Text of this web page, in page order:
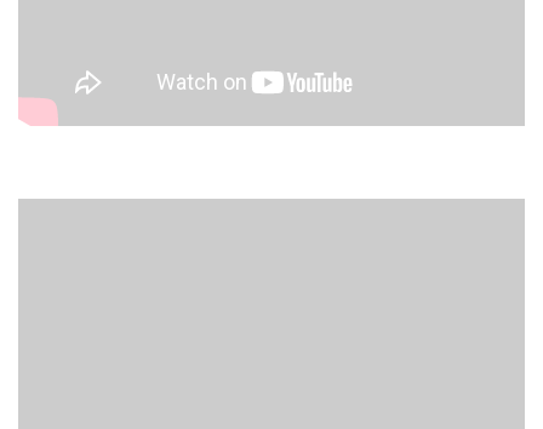
haladja meg a 130 cm-t, akkor a karnisszélesség és a választott
ráncsűrűség (anyagbőség) határozza meg a függöny árát,
ellenkező esetben a szövetből annyiszor szabjuk ki az igényelt
varrás nem látszik, mert a ráncolásban el lehet bújtatni, így a